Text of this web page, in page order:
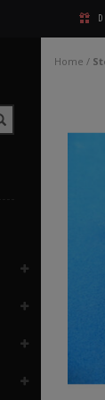
Home /